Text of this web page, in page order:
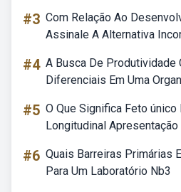
#3 Com Relação Ao
Assinale A Alternativa
#4 A Busca De Produtividade
Diferenciais Em Uma
#5 O Que Significa Feto único
Longitudinal
#6 Quais Barreiras Primárias
Para Um Laboratório Nb3